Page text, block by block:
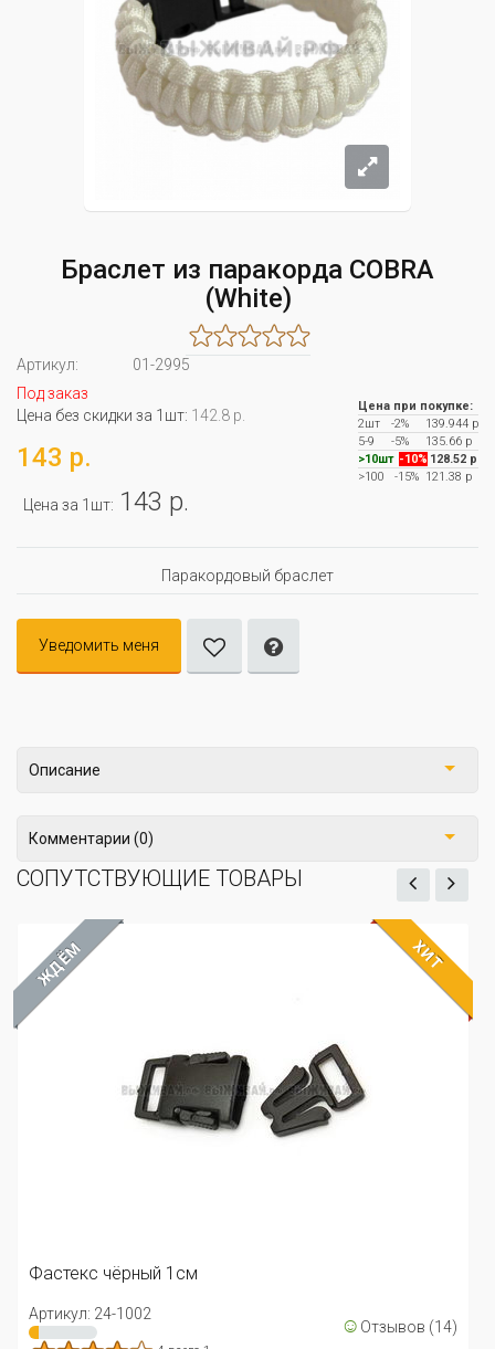
Браслет из паракорда COBRA
(White)
Артикул:
01-2995
Под заказ
Цена без скидки за 1шт: 142.8 р.
143 р.
Цена за 1шт: 143 р.
Цена при покупке:
2шт
-2%
139.944 р
5-9
-5%
135.66 р
>10шт -10% 128.52 р
>100
-15% 121.38 р
Паракордовый браслет
Уведомить меня
Описание
Комментарии (0)
СОПУТСТВУЮЩИЕ ТОВАРЫ
☺
Уведомить меня